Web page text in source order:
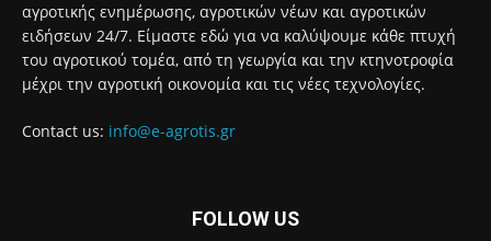
αγροτικής ενημέρωσης, αγροτικών νέων και αγροτικών
ειδήσεων 24/7. Είμαστε εδώ για να καλύψουμε κάθε πτυχή
του αγροτικού τομέα, από τη γεωργία και την κτηνοτροφία
μέχρι την αγροτική οικονομία και τις νέες τεχνολογίες.
Contact us: info@e-agrotis.gr
FOLLOW US